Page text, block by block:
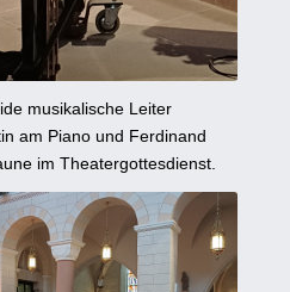
musikalische Leiter
am Piano und Ferdinand
im Theatergottesdienst.